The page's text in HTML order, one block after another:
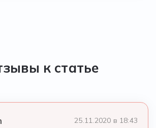
к статье
25.11.2020 в 18:43